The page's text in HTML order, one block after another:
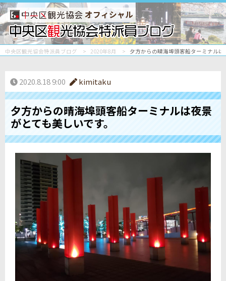
オフィシャル
中央区観光協会特派員ブログ 2020年8月 夕方からの晴海埠頭客船ターミナル
2020.8.18 9:00 kimitaku
夕方からの晴海埠頭客船ターミナルは夜景
がとても美しいです。